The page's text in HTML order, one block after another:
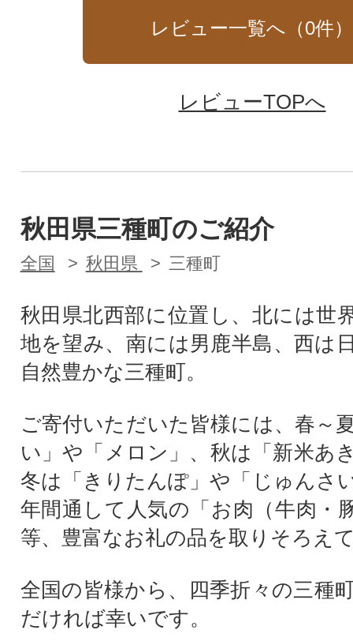
レビュー一覧へ（0件）
レビューTOPへ
秋田県三種町のご紹介
全国 秋田県 三種町
秋田県北西部に位置し、北には世
地を望み、南には男鹿半島、西は
自然豊かな三種町。
ご寄付いただいた皆様には、春～
い」や「メロン」、秋は「新米あ
冬は「きりたんぽ」や「じゅんさ
年間通して人気の「お肉（牛肉・
等、豊富なお礼の品を取りそろえ
全国の皆様から、四季折々の三種
だければ幸いです。